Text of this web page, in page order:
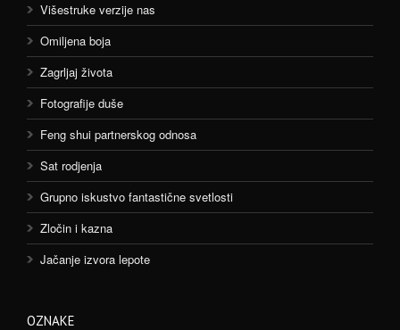
Višestruke verzije nas
Omiljena boja
Zagrljaj života
Fotografije duše
Feng shui partnerskog odnosa
Sat rodjenja
Grupno iskustvo fantastične svetlosti
Zločin i kazna
Jačanje izvora lepote
OZNAKE